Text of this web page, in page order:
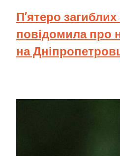
П’ятеро
повідомила про
на